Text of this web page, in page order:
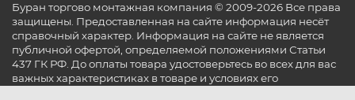
Буран торгово монтажная компания © 2009-2026 Все права
защищены. Предоставленная на сайте информация несёт
справочный характер. Информация на сайте не является
публичной офертой, определяемой положениями Статьи
437 ГК РФ. До оплаты товара удостоверьтесь во всех для вас
важных характеристиках в товаре и условиях его